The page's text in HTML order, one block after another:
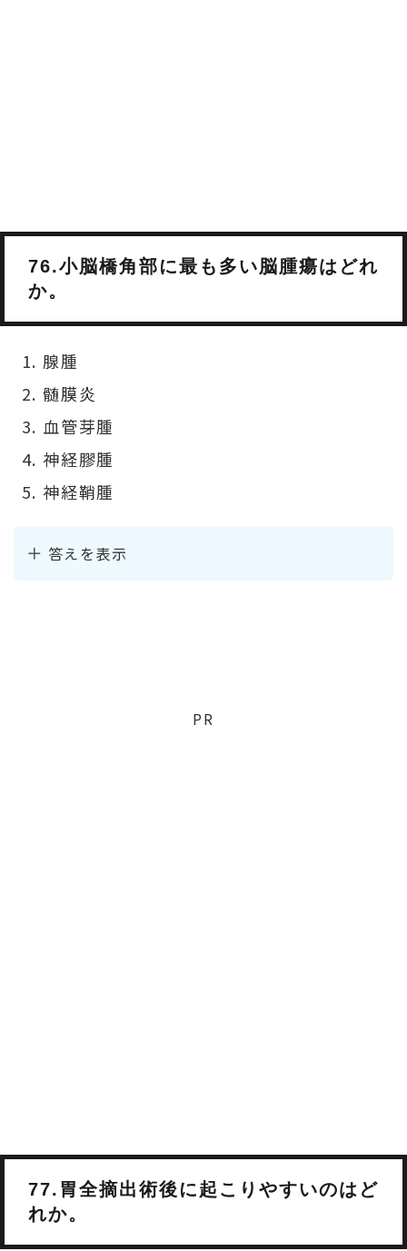
76.小脳橋角部に最も多い脳腫瘍はどれ
か。
腺腫
髄膜炎
血管芽腫
神経膠腫
神経鞘腫
答えを表示
PR
77.胃全摘出術後に起こりやすいのはど
れか。